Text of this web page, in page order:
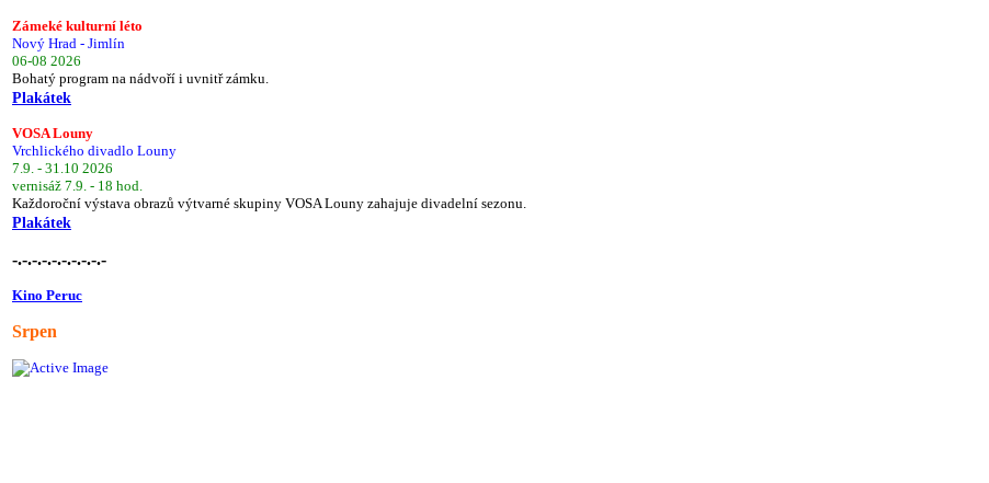
Zámeké kulturní léto
Nový Hrad - Jimlín
06-08 2026
Bohatý program na nádvoří i uvnitř zámku.
Plakátek
VOSA Louny
Vrchlického divadlo Louny
7.9. - 31.10 2026
vernisáž 7.9. - 18 hod.
Každoroční výstava obrazů výtvarné skupiny VOSA Louny zahajuje divadelní sezonu.
Plakátek
-.-.-.-.-.-.-.-.-.-
Kino Peruc
Srpen